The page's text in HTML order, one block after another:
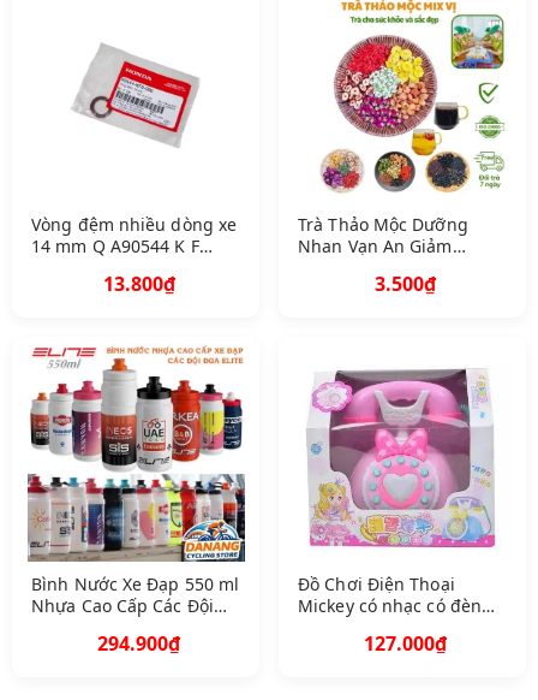
Vòng đệm nhiều dòng xe
14 mm Q A90544 K F
13.800₫
Trà Thảo Mộc Dưỡng
Nhan Vạn An Giảm
Thanh Nhiệt Mát Gan
3.500₫
Bình Nước Xe Đạp 550 ml
Nhựa Cao Cấp Các Đội
294.900₫
Đồ Chơi Điện Thoại
Mickey có nhạc có đèn
127.000₫